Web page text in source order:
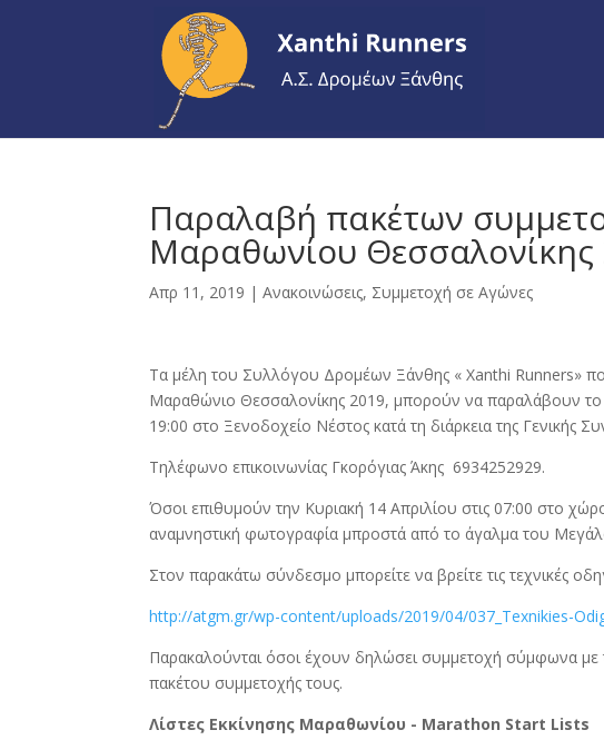
Παραλαβή πακέτων
Μαραθωνίου Θεσσαλονίκης
Απρ 11, 2019 |Ανακοινώσεις, Συμμετοχή σε Αγώνες
Τα μέλη του Συλλόγου Δρομέων Ξάνθης « Xanthi Runners»
Μαραθώνιο Θεσσαλονίκης 2019, μπορούν να παραλάβουν το
19:00 στο Ξενοδοχείο Νέστος κατά τη διάρκεια της Γενικής
Τηλέφωνο επικοινωνίας Γκορόγιας Άκης 6934252929.
Όσοι επιθυμούν την Κυριακή 14 Απριλίου στις 07:00 στο
αναμνηστική φωτογραφία μπροστά από το άγαλμα του
Στον παρακάτω σύνδεσμο μπορείτε να βρείτε τις τεχνικές
http://atgm.gr/wp-content/uploads/2019/04/037_Texnikies-
Παρακαλούνται όσοι έχουν δηλώσει συμμετοχή σύμφωνα
πακέτου συμμετοχής τους.
Λίστες Εκκίνησης Mαραθωνίου - Marathon Start Lists